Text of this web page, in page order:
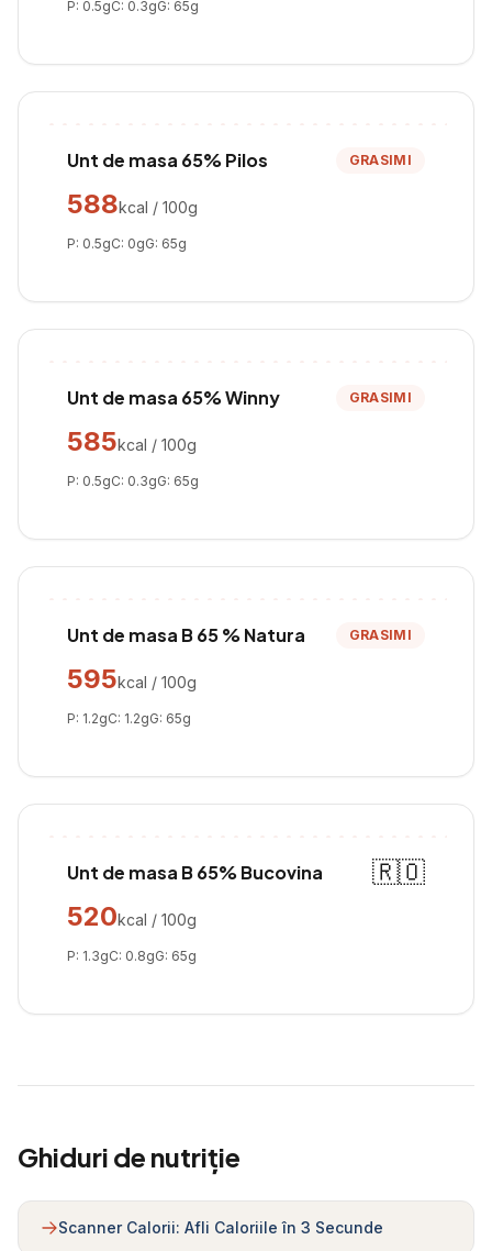
P: 0.5gC: 0.3gG: 65g
Unt de masa 65% Pilos GRASIMI
588kcal / 100g
P: 0.5gC: 0gG: 65g
Unt de masa 65% Winny GRASIMI
585kcal / 100g
P: 0.5gC: 0.3gG: 65g
Unt de masa B 65 % Natura GRASIMI
595kcal / 100g
P: 1.2gC: 1.2gG: 65g
Unt de masa B 65% Bucovina
🇷🇴
520kcal / 100g
P: 1.3gC: 0.8gG: 65g
Ghiduri de nutriție
Scanner Calorii: Afli Caloriile în 3 Secunde